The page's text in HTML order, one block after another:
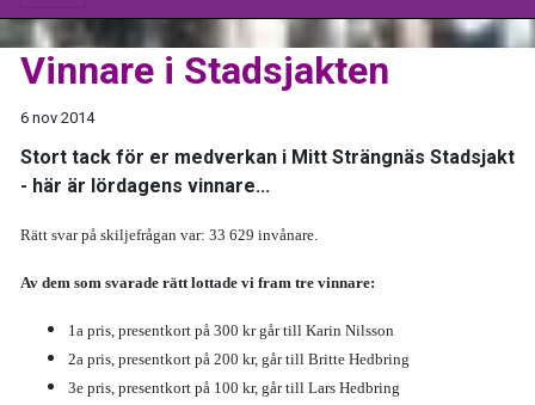
Vinnare i Stadsjakten
6 nov 2014
Stort tack för er medverkan i Mitt Strängnäs Stadsjakt
- här är lördagens vinnare...
Rätt svar på skiljefrågan var: 33 629 invånare.
Av dem som svarade rätt lottade vi fram tre vinnare:
1a pris, presentkort på 300 kr går till Karin Nilsson
2a pris, presentkort på 200 kr, går till Britte Hedbring
3e pris, presentkort på 100 kr, går till Lars Hedbring